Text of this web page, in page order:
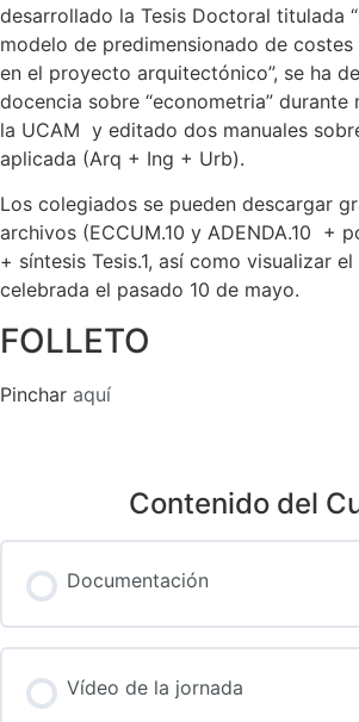
desarrollado la Tesis Doctoral titulada
modelo de predimensionado de
en el proyecto arquitectónico”, se ha
docencia sobre “econometria” durante
la UCAM y editado dos manuales
aplicada (Arq + Ing + Urb).
Los colegiados se pueden descargar
archivos (ECCUM.10 y ADENDA.10 +
+ síntesis Tesis.1, así como visualizar
celebrada el pasado 10 de mayo.
FOLLETO
Pinchar aquí
Contenido del
Documentación
Vídeo de la jornada